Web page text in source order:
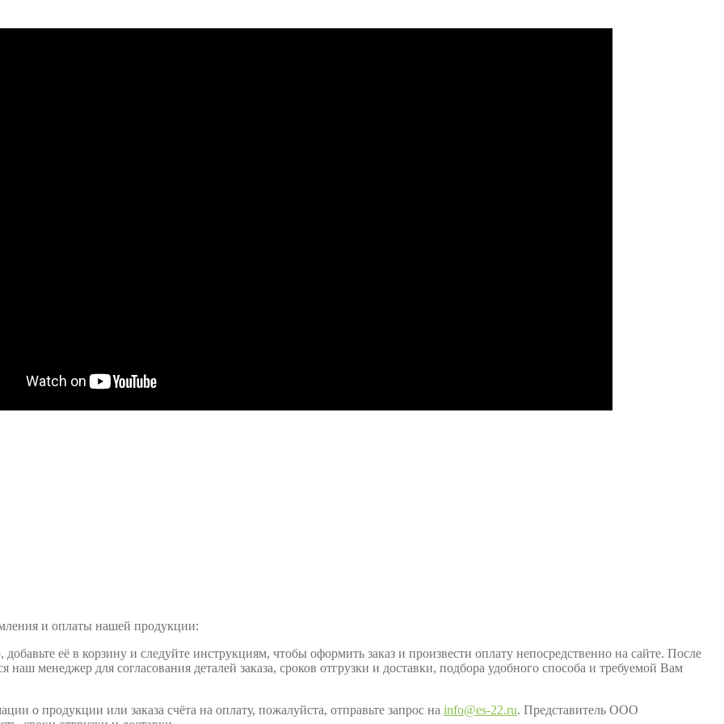
и оплаты нашей продукции:
её в корзину и следуйте инструкциям, чтобы оформить заказ и произвести оплату непосредственно на сайте. После
менеджер для согласования деталей заказа, сроков отгрузки и доставки, подбора удобного способа и требуемой Вам
о продукции или заказа счёта на оплату, пожалуйста, отправьте запрос на info@es-22.ru. Представитель ООО